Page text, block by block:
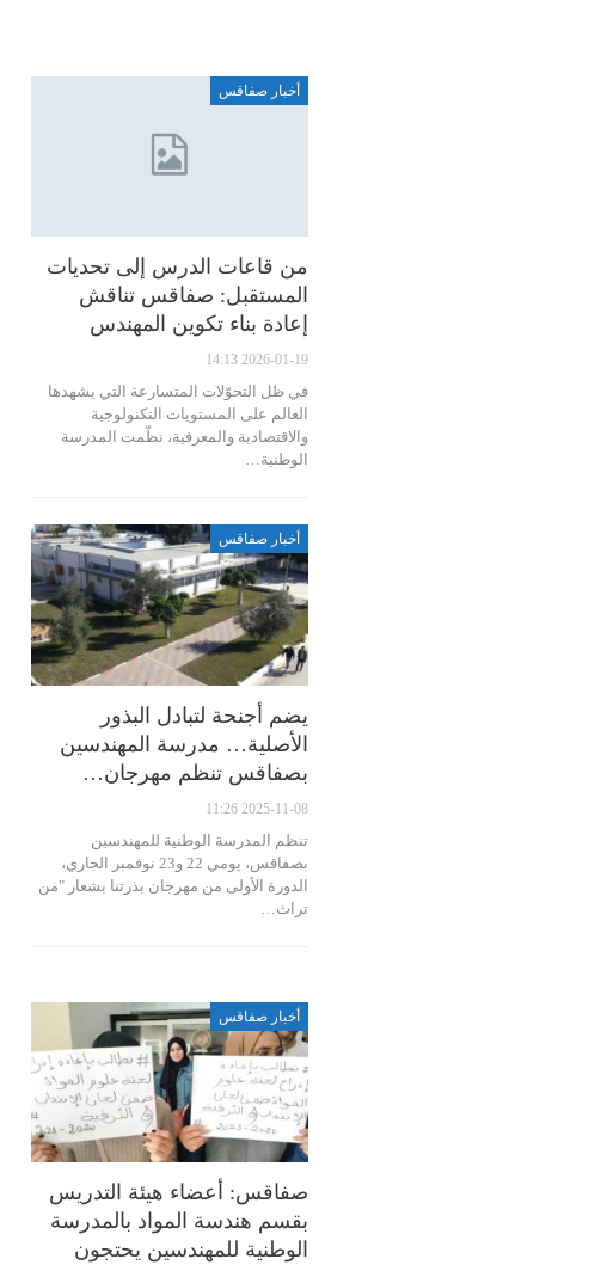
أخبار صفاقس
من قاعات الدرس إلى تحديات
المستقبل: صفاقس تناقش
إعادة بناء تكوين المهندس
2026-01-19 14:13
في ظل التحوّلات المتسارعة التي يشهدها
العالم على المستويات التكنولوجية
والاقتصادية والمعرفية، نظّمت المدرسة
الوطنية…
أخبار صفاقس
يضم أجنحة لتبادل البذور
الأصلية… مدرسة المهندسين
بصفاقس تنظم مهرجان…
2025-11-08 11:26
تنظم المدرسة الوطنية للمهندسين
بصفاقس، يومي 22 و23 نوفمبر الجاري،
الدورة الأولى من مهرجان بذرتنا بشعار "من
تراث…
أخبار صفاقس
صفاقس: أعضاء هيئة التدريس
بقسم هندسة المواد بالمدرسة
الوطنية للمهندسين يحتجون